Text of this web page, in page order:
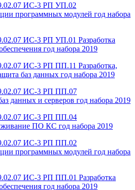
ИС-3 РП УП.02
программных модулей год набора
ИС-3 РП УП.01 Разработка
год набора 2019
ИС-3 РП ПП.11 Разработка,
баз данных год набора 2019
ИС-3 РП ПП.07
данных и серверов год набора 2019
ИС-3 РП ПП.04
ПО КС год набора 2019
ИС-3 РП ПП.02
программных модулей год набора
ИС-3 РП ПП.01 Разработка
год набора 2019